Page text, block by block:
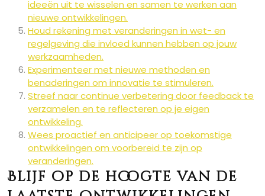
ideeën uit te wisselen en samen te werken aan
nieuwe ontwikkelingen.
Houd rekening met veranderingen in wet- en
regelgeving die invloed kunnen hebben op jouw
werkzaamheden.
Experimenteer met nieuwe methoden en
benaderingen om innovatie te stimuleren.
Streef naar continue verbetering door feedback te
verzamelen en te reflecteren op je eigen
ontwikkeling.
Wees proactief en anticipeer op toekomstige
ontwikkelingen om voorbereid te zijn op
veranderingen.
Blijf op de hoogte van de